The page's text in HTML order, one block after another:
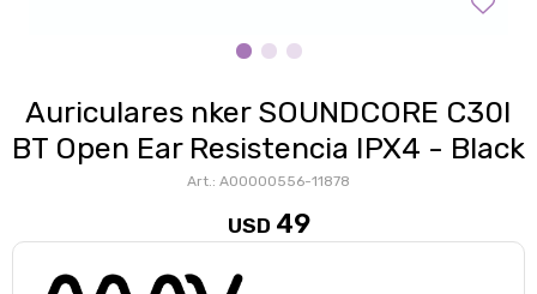
Auriculares nker SOUNDCORE C30I
BT Open Ear Resistencia IPX4 - Black
A00000556-11878
USD 49